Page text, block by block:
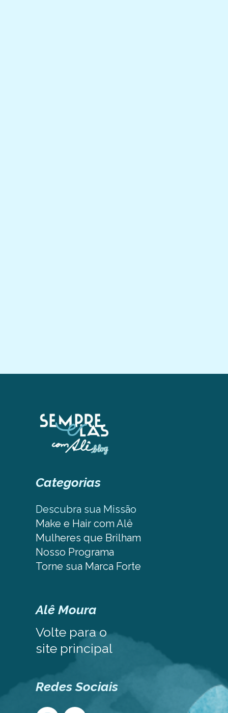
Categorias
Descubra sua Missão
Make e Hair com Alê
Mulheres que Brilham
Nosso Programa
Torne sua Marca Forte
Alê Moura
Volte para o
site principal
Redes Sociais